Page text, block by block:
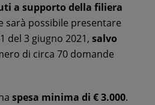
a supporto della filiera
sarà possibile presentare
del 3 giugno 2021, salvo
di circa 70 domande
spesa minima di € 3.000.